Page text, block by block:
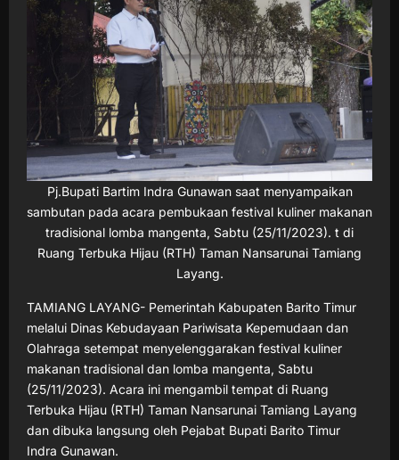
Pj.Bupati Bartim Indra Gunawan saat menyampaikan
sambutan pada acara pembukaan festival kuliner makanan
tradisional lomba mangenta, Sabtu (25/11/2023). t di
Ruang Terbuka Hijau (RTH) Taman Nansarunai Tamiang
Layang.
TAMIANG LAYANG- Pemerintah Kabupaten Barito Timur
melalui Dinas Kebudayaan Pariwisata Kepemudaan dan
Olahraga setempat menyelenggarakan festival kuliner
makanan tradisional dan lomba mangenta, Sabtu
(25/11/2023). Acara ini mengambil tempat di Ruang
Terbuka Hijau (RTH) Taman Nansarunai Tamiang Layang
dan dibuka langsung oleh Pejabat Bupati Barito Timur
Indra Gunawan.